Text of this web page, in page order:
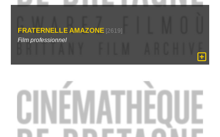
FRATERNELLE AMAZONE[2619]
Film professionnel